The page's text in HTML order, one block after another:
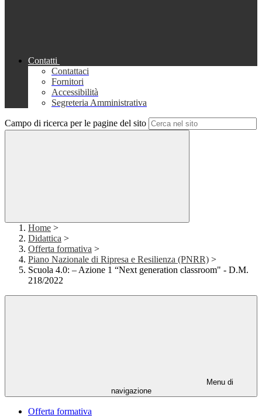
Contatti
Contattaci
Fornitori
Accessibilità
Segreteria Amministrativa
Campo di ricerca per le pagine del sito
Home >
Didattica >
Offerta formativa >
Piano Nazionale di Ripresa e Resilienza (PNRR) >
Scuola 4.0: – Azione 1 “Next generation classroom" - D.M.
218/2022
Menu di
navigazione
Offerta formativa